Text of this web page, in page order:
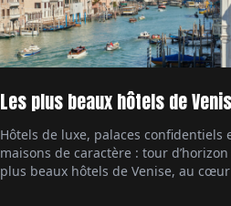
Les plus beaux hôtels de
Hôtels de luxe, palaces confidentiels
maisons de caractère : tour d’horizon
plus beaux hôtels de Venise, au